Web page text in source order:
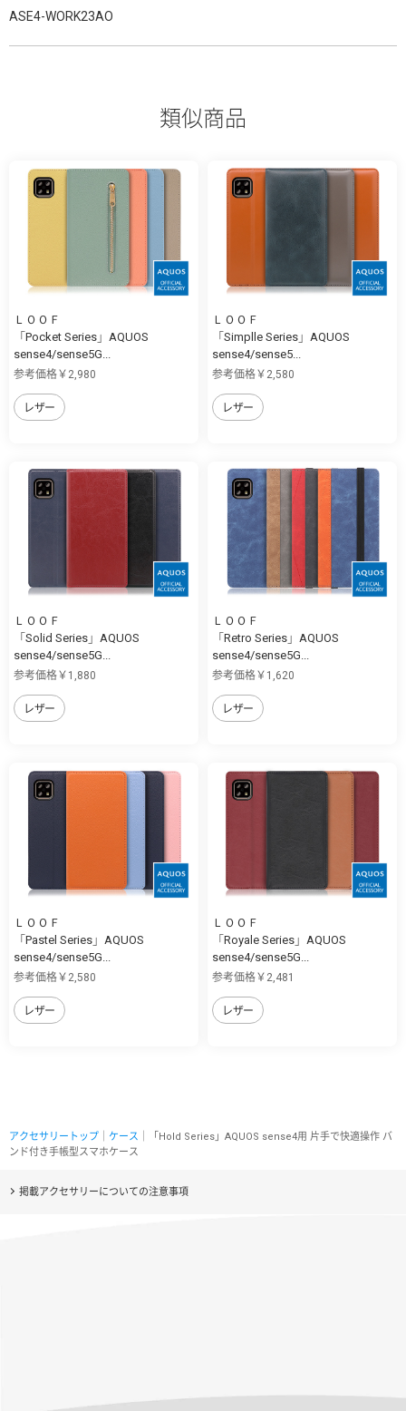
ASE4-WORK23AO
類似商品
ＬＯＯＦ
「Pocket Series」AQUOS
sense4/sense5G...
参考価格￥2,980
レザー
ＬＯＯＦ
「Simplle Series」AQUOS
sense4/sense5...
参考価格￥2,580
レザー
ＬＯＯＦ
「Solid Series」AQUOS
sense4/sense5G...
参考価格￥1,880
レザー
ＬＯＯＦ
「Retro Series」AQUOS
sense4/sense5G...
参考価格￥1,620
レザー
ＬＯＯＦ
「Pastel Series」AQUOS
sense4/sense5G...
参考価格￥2,580
レザー
ＬＯＯＦ
「Royale Series」AQUOS
sense4/sense5G...
参考価格￥2,481
レザー
アクセサリートップ ケース ｜「Hold Series」AQUOS sense4用 片手で快適操作 バ
ンド付き手帳型スマホケース
掲載アクセサリーについての注意事項